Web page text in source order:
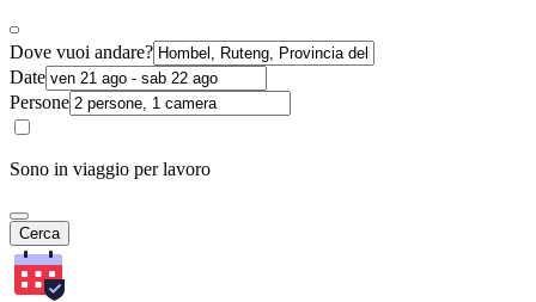
Dove vuoi andare?
Date
Persone
Sono in viaggio per lavoro
Cerca